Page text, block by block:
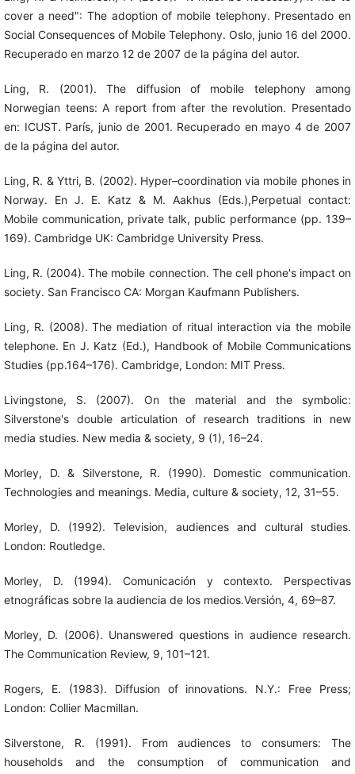
cover a need": The adoption of mobile telephony. Presentado en
Social Consequences of Mobile Telephony. Oslo, junio 16 del 2000.
Recuperado en marzo 12 de 2007 de la página del autor.
Ling, R. (2001). The diffusion of mobile telephony among
Norwegian teens: A report from after the revolution. Presentado
en: ICUST. París, junio de 2001. Recuperado en mayo 4 de 2007
de la página del autor.
Ling, R. & Yttri, B. (2002). Hyper–coordination via mobile phones in
Norway. En J. E. Katz & M. Aakhus (Eds.),Perpetual contact:
Mobile communication, private talk, public performance (pp. 139–
169). Cambridge UK: Cambridge University Press.
Ling, R. (2004). The mobile connection. The cell phone's impact on
society. San Francisco CA: Morgan Kaufmann Publishers.
Ling, R. (2008). The mediation of ritual interaction via the mobile
telephone. En J. Katz (Ed.), Handbook of Mobile Communications
Studies (pp.164–176). Cambridge, London: MIT Press.
Livingstone, S. (2007). On the material and the symbolic:
Silverstone's double articulation of research traditions in new
media studies. New media & society, 9 (1), 16–24.
Morley, D. & Silverstone, R. (1990). Domestic communication.
Technologies and meanings. Media, culture & society, 12, 31–55.
Morley, D. (1992). Television, audiences and cultural studies.
London: Routledge.
Morley, D. (1994). Comunicación y contexto. Perspectivas
etnográficas sobre la audiencia de los medios.Versión, 4, 69–87.
Morley, D. (2006). Unanswered questions in audience research.
The Communication Review, 9, 101–121.
Rogers, E. (1983). Diffusion of innovations. N.Y.: Free Press;
London: Collier Macmillan.
Silverstone, R. (1991). From audiences to consumers: The
households and the consumption of communication and